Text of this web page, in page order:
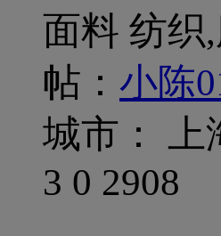
面料 纺织
帖： 小陈
城市： 上
3 0 2908